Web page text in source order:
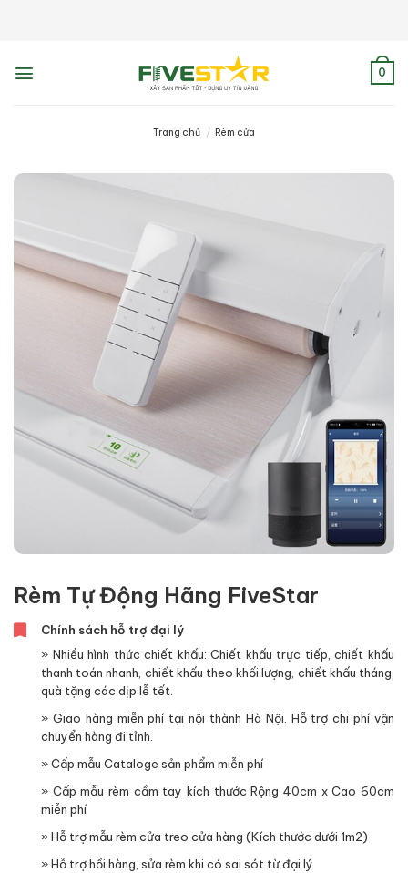
0
Trang chủ / Rèm cửa
Rèm Tự Động Hãng FiveStar
Chính sách hỗ trợ đại lý
» Nhiều hình thức chiết khấu: Chiết khấu trực tiếp, chiết khấu
thanh toán nhanh, chiết khấu theo khối lượng, chiết khấu tháng,
quà tặng các dịp lễ tết.
» Giao hàng miễn phí tại nội thành Hà Nội. Hỗ trợ chi phí vận
chuyển hàng đi tỉnh.
» Cấp mẫu Cataloge sản phẩm miễn phí
» Cấp mẫu rèm cầm tay kích thước Rộng 40cm x Cao 60cm
miễn phí
» Hỗ trợ mẫu rèm cửa treo cửa hàng (Kích thước dưới 1m2)
» Hỗ trợ hồi hàng, sửa rèm khi có sai sót từ đại lý